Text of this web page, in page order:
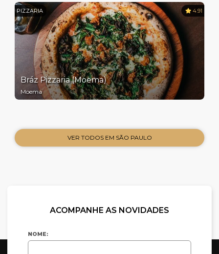
PIZZARIA 4.91
Bráz Pizzaria (Moema)
Moema
VER TODOS EM SÃO PAULO
ACOMPANHE AS NOVIDADES
NOME: